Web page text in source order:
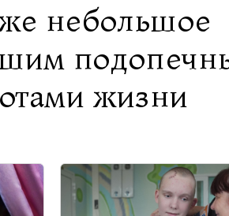
небольшое
жизни